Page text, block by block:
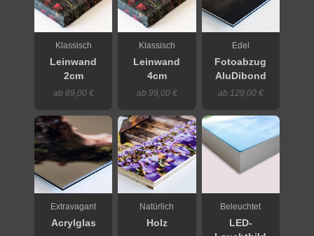
Klassisch
Leinwand
2cm
ab 89,00 €
Klassisch
Leinwand
4cm
ab 99,00 €
Edel
Fotoabzug
AluDibond
ab 129,00 €
Extravagant
Acrylglas
Natürlich
Holz
Beleuchtet
LED-